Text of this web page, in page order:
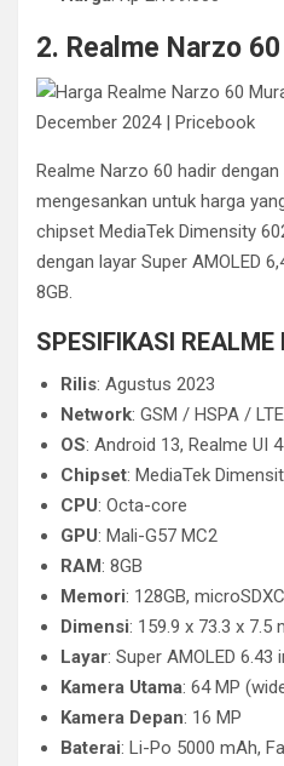
2. Realme Narzo 60
Realme Narzo 60 hadir
mengesankan untuk harga
chipset MediaTek Dimensity
dengan layar Super AMOLED
8GB.
SPESIFIKASI
Rilis: Agustus 2023
Network: GSM / HSPA /
OS: Android 13, Realme UI 4
Chipset: MediaTek
CPU: Octa-core
GPU: Mali-G57 MC2
RAM: 8GB
Memori: 128GB,
Dimensi: 159.9 x 73.3 x 7.5
Layar: Super AMOLED 6.43
Kamera Utama: 64 MP
Kamera Depan: 16 MP
Baterai: Li-Po 5000 mAh,